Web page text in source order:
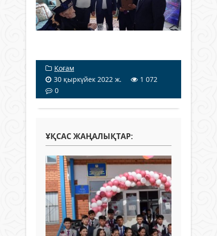
Қоғам
30 қыркүйек 2022 ж.
1 072
0
ҰҚСАС ЖАҢАЛЫҚТАР: